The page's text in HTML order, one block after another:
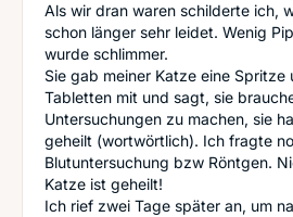
Als wir dran waren schilderte ich,
schon länger sehr leidet. Wenig
wurde schlimmer.
Sie gab meiner Katze eine Spritze
Tabletten mit und sagt, sie
Untersuchungen zu machen, sie
geheilt (wortwörtlich). Ich fragte
Blutuntersuchung bzw Röntgen.
Katze ist geheilt!
Ich rief zwei Tage später an, um